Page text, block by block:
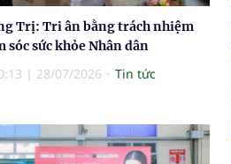
Trị: Tri ân bằng trách nhiệm
sóc sức khỏe Nhân dân
| 28/07/2026 Tin tức